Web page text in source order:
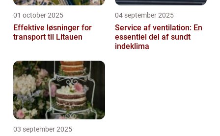
01 october 2025
Effektive løsninger for
transport til Litauen
04 september 2025
Service af ventilation: En
essentiel del af sundt
indeklima
03 september 2025